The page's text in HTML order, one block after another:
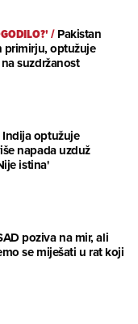
/Pakistan
primirju, optužuje
suzdržanost
Indija optužuje
napada uzduž
istina'
poziva na mir, ali
se miješati u rat koji